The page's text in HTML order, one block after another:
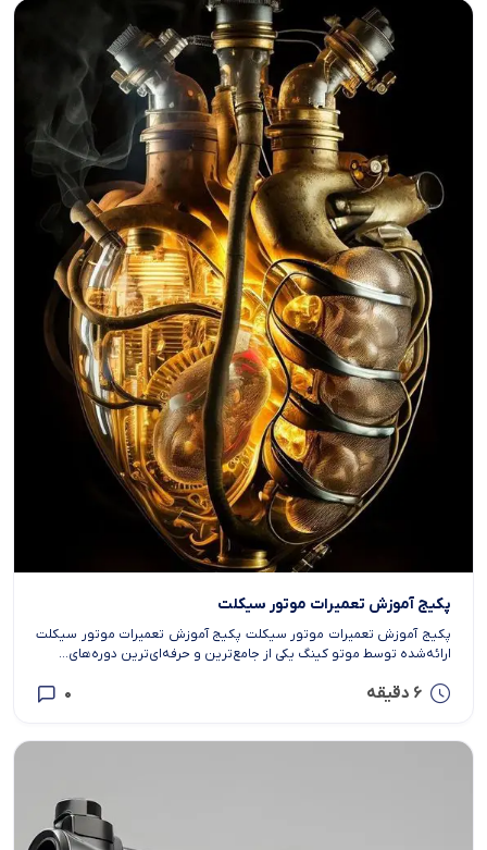
پکیج آموزش تعمیرات موتور سیکلت
پکیج آموزش تعمیرات موتور سیکلت پکیج آموزش تعمیرات موتور سیکلت
ارائه‌شده توسط موتو کینگ یکی از جامع‌ترین و حرفه‌ای‌ترین دوره‌های...
6 دقیقه 0